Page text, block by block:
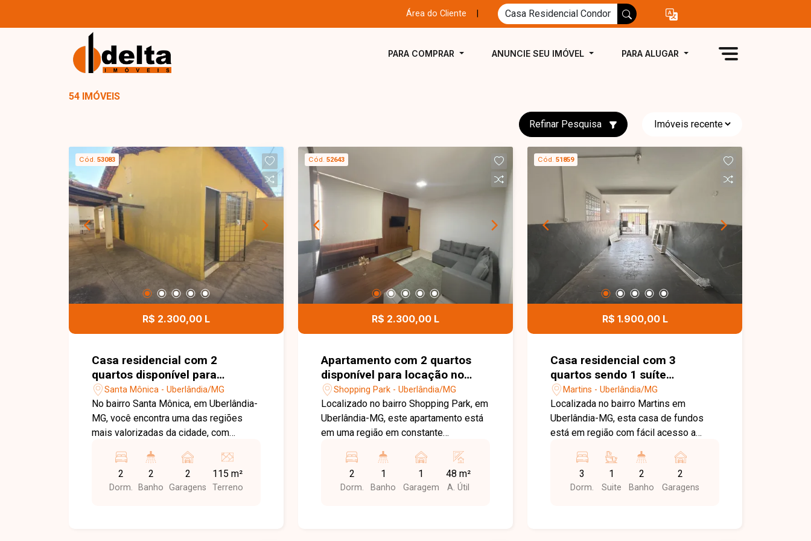
Área do Cliente
PARA COMPRAR ANUNCIE SEU IMÓVEL PARA ALUGAR
54 IMÓVEIS
Refinar Pesquisa
Cód. 53083
R$ 2.300,00 L
Casa residencial com 2
quartos disponível para
locação no bairro Santa
Mônica em Uberlândia-MG
Santa Mônica - Uberlândia/MG
No bairro Santa Mônica, em Uberlândia-
MG, você encontra uma das regiões
mais valorizadas da cidade, com
às principais avenidas e proximidade
com supermercados, escolas,
farmácias, restaurantes, universidades
2
Dorm.
2
Banho
2
Garagens
115 m²
Terreno
Cód. 52643
R$ 2.300,00 L
Apartamento com 2 quartos
disponível para locação no
bairro Shopping Park em
Uberlândia-MG
Shopping Park - Uberlândia/MG
Localizado no bairro Shopping Park, em
Uberlândia-MG, este apartamento está
em uma região em constante
principais avenidas da cidade e
próximo ao Uberlândia Shopping,
Faculdade Unitri e Parque UNA. Além
2
Dorm.
1
Banho
1
Garagem
48 m²
A. Útil
Cód. 51859
R$ 1.900,00 L
Casa residencial com 3
quartos sendo 1 suíte
disponível para locação no
bairro Martins em Uberlândia-
MG
Martins - Uberlândia/MG
Localizada no bairro Martins em
Uberlândia-MG, esta casa de fundos
está em região com fácil acesso a
da cidade, proporcionando praticidade
no dia a dia. O imóvel conta com sala
ampla, sala de jantar e cozinha com
3
Dorm.
1
Suite
2
Banho
2
Garagens